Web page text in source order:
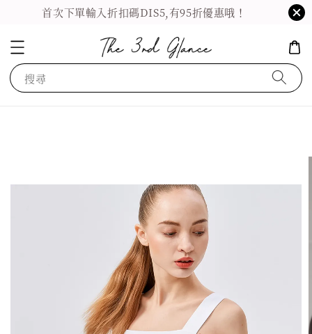
首次下單輸入折扣碼DIS5,有95折優惠哦！
搜尋